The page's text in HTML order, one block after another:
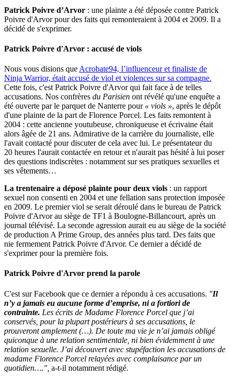
Patrick Poivre d’Arvor : une plainte a été déposée contre Patrick
Poivre d'Arvor pour des faits qui remonteraient à 2004 et 2009. Il a
décidé de s'exprimer.
Patrick Poivre d'Arvor : accusé de viols
Nous vous disions que Acrobate94, l’influenceur et finaliste de
Ninja Warrior, était accusé de viol et violences sur sa compagne.
Cette fois, c'est Patrick Poivre d'Arvor qui fait face à de telles
accusations. Nos confrères du Parisien ont révélé qu'une enquête a
été ouverte par le parquet de Nanterre pour « viols », après le dépôt
d'une plainte de la part de Florence Porcel. Les faits remontent à
2004 : cette ancienne youtubeuse, chroniqueuse et écrivaine était
alors âgée de 21 ans. Admirative de la carrière du journaliste, elle
l'avait contacté pour discuter de cela avec lui. Le présentateur du
20 heures l'aurait contactée en retour et n'aurait pas hésité à lui poser
des questions indiscrètes : notamment sur ses pratiques sexuelles et
ses vêtements…
La trentenaire a déposé plainte pour deux viols : un rapport
sexuel non consenti en 2004 et une fellation sans protection imposée
en 2009. Le premier viol se serait déroulé dans le bureau de Patrick
Poivre d'Arvor au siège de TF1 à Boulogne-Billancourt, après un
journal télévisé. La seconde agression aurait eu au siège de la société
de production A Prime Group, des années plus tard. Des faits que
nie fermement Patrick Poivre d'Arvor. Ce dernier a décidé de
s'exprimer pour la première fois.
Patrick Poivre d'Arvor prend la parole
C'est sur Facebook que ce dernier a répondu à ces accusations. "Il
n’y a jamais eu aucune forme d’emprise, ni a fortiori de
contrainte. Les écrits de Madame Florence Porcel que j’ai
conservés, pour la plupart postérieurs à ses accusations, le
prouveront amplement (…). De toute ma vie je n’ai jamais obligé
quiconque à une relation sentimentale, ni bien évidemment à une
relation sexuelle. J’ai découvert avec stupéfaction les accusations de
madame Florence Porcel relayées avec complaisance par un
quotidien….", a-t-il notamment rédigé.